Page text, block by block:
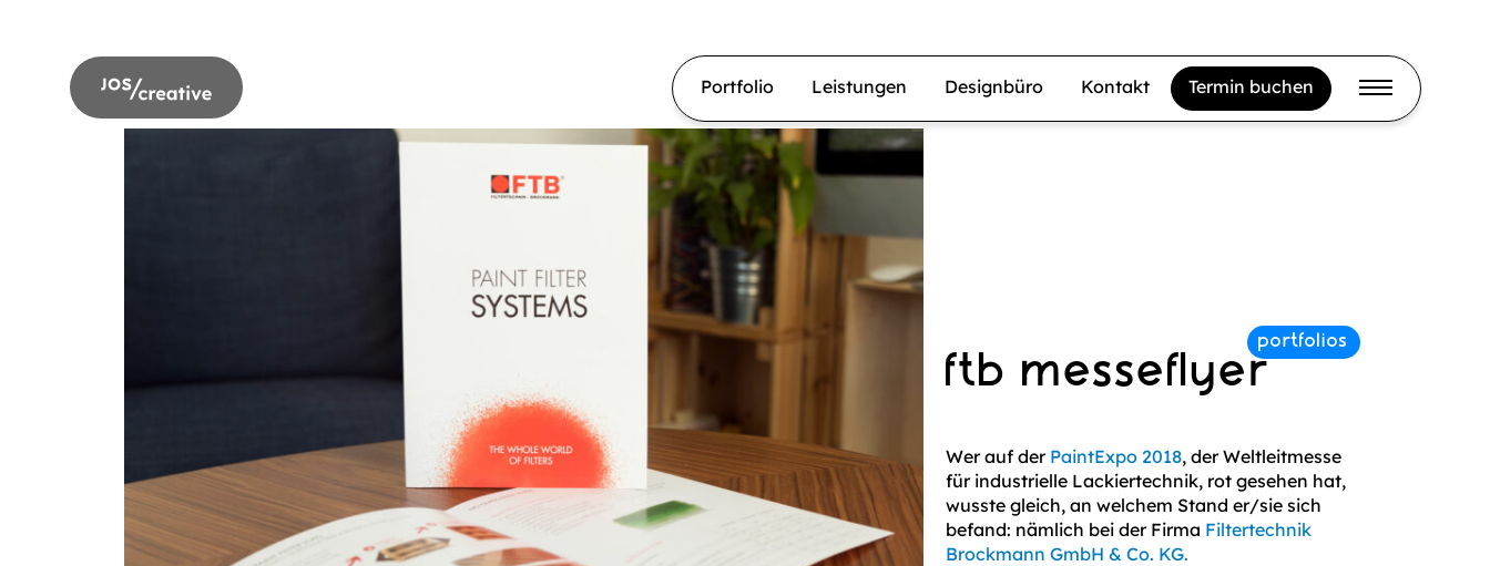
Portfolio Leistungen Designbüro Kontakt Termin buchen
ftb messeflyer
Wer auf der PaintExpo 2018, der Weltleitmesse
für industrielle Lackiertechnik, rot gesehen hat,
wusste gleich, an welchem Stand er/sie sich
befand: nämlich bei der Firma Filtertechnik
Brockmann GmbH & Co. KG.